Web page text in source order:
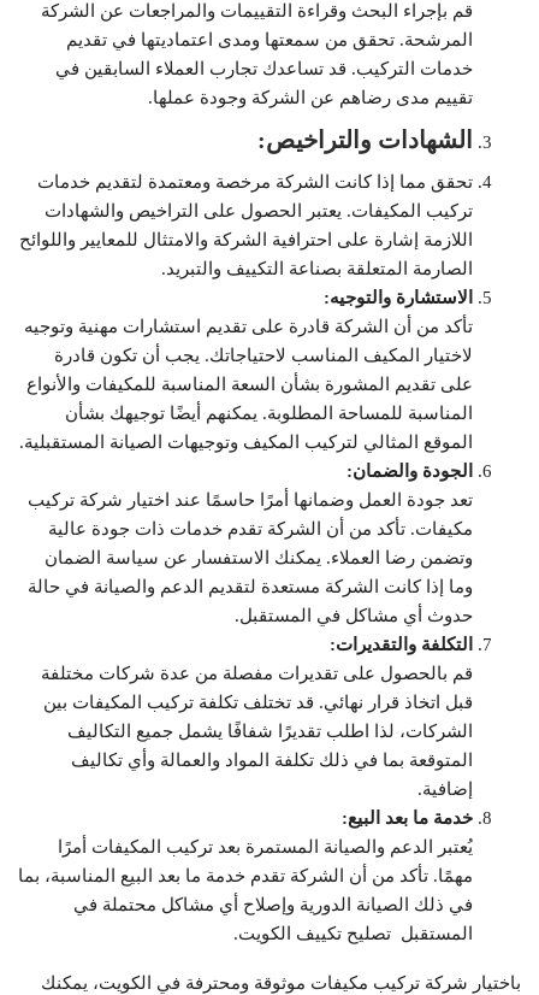
قم بإجراء البحث وقراءة التقييمات والمراجعات عن الشركة
المرشحة. تحقق من سمعتها ومدى اعتماديتها في تقديم
خدمات التركيب. قد تساعدك تجارب العملاء السابقين في
تقييم مدى رضاهم عن الشركة وجودة عملها.
الشهادات والتراخيص:
تحقق مما إذا كانت الشركة مرخصة ومعتمدة لتقديم خدمات
تركيب المكيفات. يعتبر الحصول على التراخيص والشهادات
اللازمة إشارة على احترافية الشركة والامتثال للمعايير واللوائح
الصارمة المتعلقة بصناعة التكييف والتبريد.
الاستشارة والتوجيه:
تأكد من أن الشركة قادرة على تقديم استشارات مهنية وتوجيه
لاختيار المكيف المناسب لاحتياجاتك. يجب أن تكون قادرة
على تقديم المشورة بشأن السعة المناسبة للمكيفات والأنواع
المناسبة للمساحة المطلوبة. يمكنهم أيضًا توجيهك بشأن
الموقع المثالي لتركيب المكيف وتوجيهات الصيانة المستقبلية.
الجودة والضمان:
تعد جودة العمل وضمانها أمرًا حاسمًا عند اختيار شركة تركيب
مكيفات. تأكد من أن الشركة تقدم خدمات ذات جودة عالية
وتضمن رضا العملاء. يمكنك الاستفسار عن سياسة الضمان
وما إذا كانت الشركة مستعدة لتقديم الدعم والصيانة في حالة
حدوث أي مشاكل في المستقبل.
التكلفة والتقديرات:
قم بالحصول على تقديرات مفصلة من عدة شركات مختلفة
قبل اتخاذ قرار نهائي. قد تختلف تكلفة تركيب المكيفات بين
الشركات، لذا اطلب تقديرًا شفافًا يشمل جميع التكاليف
المتوقعة بما في ذلك تكلفة المواد والعمالة وأي تكاليف
إضافية.
خدمة ما بعد البيع:
يُعتبر الدعم والصيانة المستمرة بعد تركيب المكيفات أمرًا
مهمًا. تأكد من أن الشركة تقدم خدمة ما بعد البيع المناسبة، بما
في ذلك الصيانة الدورية وإصلاح أي مشاكل محتملة في
المستقبل تصليح تكييف الكويت.
باختيار شركة تركيب مكيفات موثوقة ومحترفة في الكويت، يمكنك